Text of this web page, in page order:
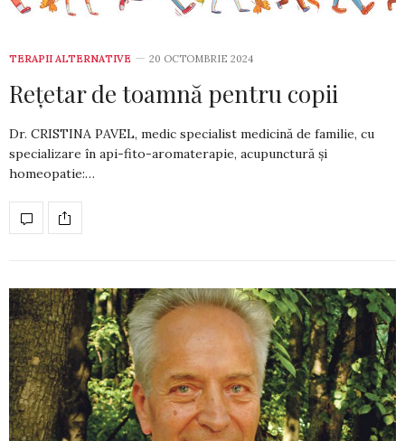
TERAPII ALTERNATIVE 20 OCTOMBRIE 2024
Rețetar de toamnă pentru copii
Dr. CRISTINA PAVEL, medic specialist medicină de familie, cu
specializare în api-fito-aromaterapie, acupunctură și
homeopatie:…